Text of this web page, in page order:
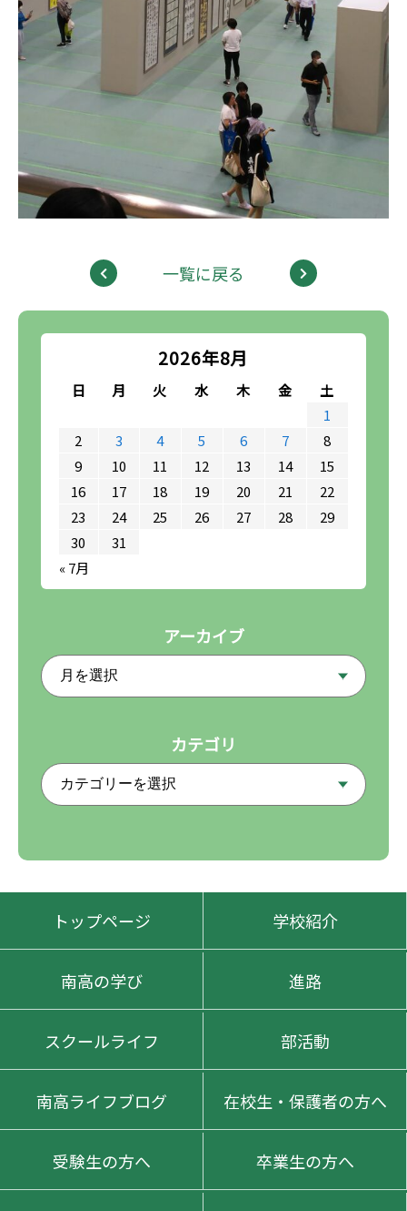
2026年8月
日 月 火 水 木 金
土
1
2
3 4 5 6 7
8
9
10 11 12 13 14
15
16
17 18 19 20 21
22
23
24 25 26 27 28
29
30
31
« 7月
アーカイブ
カテゴリ
一覧に戻る
トップページ 学校紹介
南高の学び 進路
スクールライフ 部活動
南高ライフブログ 在校生・保護者の方へ
受験生の方へ 卒業生の方へ